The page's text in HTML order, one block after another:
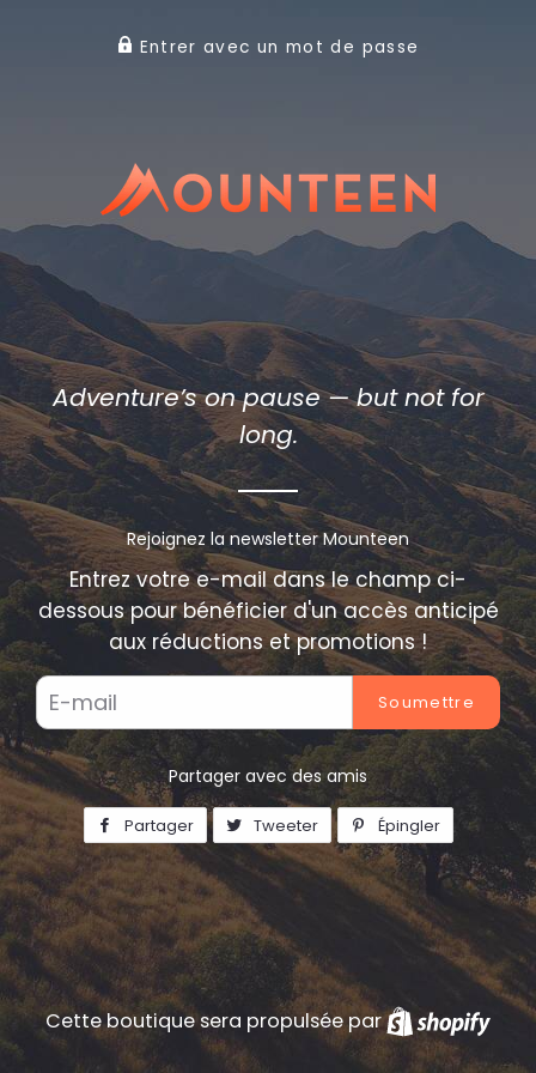
Entrer avec un mot de passe
Adventure’s on pause — but not for
long.
Rejoignez la newsletter Mounteen
Entrez votre e-mail dans le champ ci-
dessous pour bénéficier d'un accès anticipé
aux réductions et promotions !
mails
Partager avec des amis
Partager
Partager
Facebook
Tweeter
Tweeter
sur
Twitter
Épingler
Épingler
sur
Pinterest
Cette boutique sera propulsée par